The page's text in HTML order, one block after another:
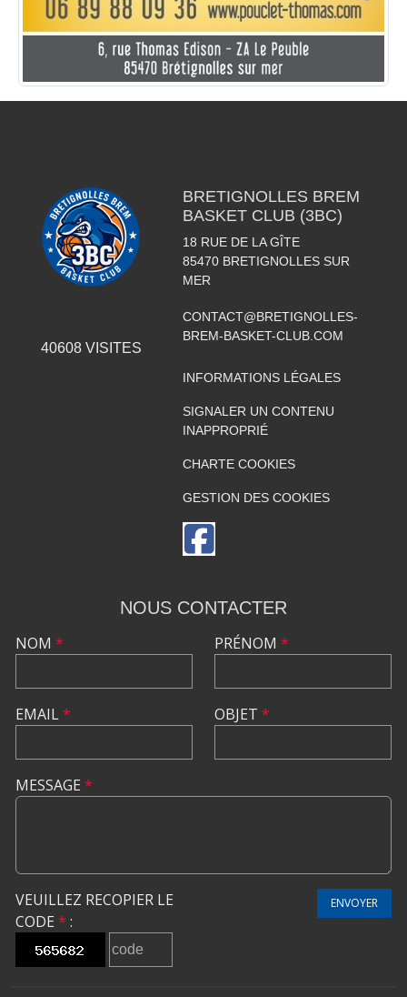
40608VISITES
BRETIGNOLLES BREM
BASKET CLUB (3BC)
18 RUE DE LA GÎTE
85470 BRETIGNOLLES SUR
MER
CONTACT@BRETIGNOLLES-
BREM-BASKET-CLUB.COM
INFORMATIONS LÉGALES
SIGNALER UN CONTENU
INAPPROPRIÉ
CHARTE COOKIES
GESTION DES COOKIES
NOUS CONTACTER
NOM *
EMAIL*
PRÉNOM *
OBJET *
MESSAGE *
VEUILLEZ RECOPIER LE
CODE * :
ENVOYER